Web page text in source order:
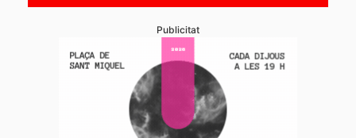
Publicitat